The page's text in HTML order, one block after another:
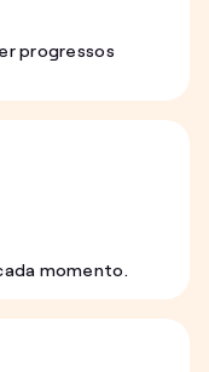
progressos
momento.